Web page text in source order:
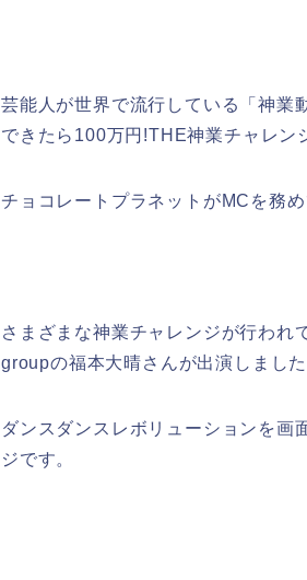
芸能人が世界で流行している「神業
できたら100万円!THE神業チャレン
チョコレートプラネットがMCを務め
さまざまな神業チャレンジが行われ
groupの福本大晴さんが出演しました
ダンスダンスレボリューションを画
ジです。